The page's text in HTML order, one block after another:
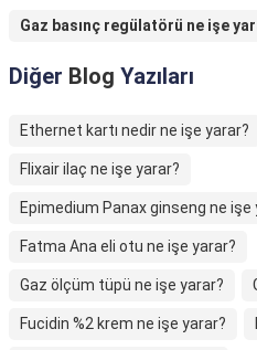
Gaz basınç regülatörü ne işe
Diğer Blog Yazıları
Ethernet kartı nedir ne işe yarar?
Flixair ilaç ne işe yarar?
Epimedium Panax ginseng ne işe
Fatma Ana eli otu ne işe yarar?
Gaz ölçüm tüpü ne işe yarar?
Fucidin %2 krem ne işe yarar?